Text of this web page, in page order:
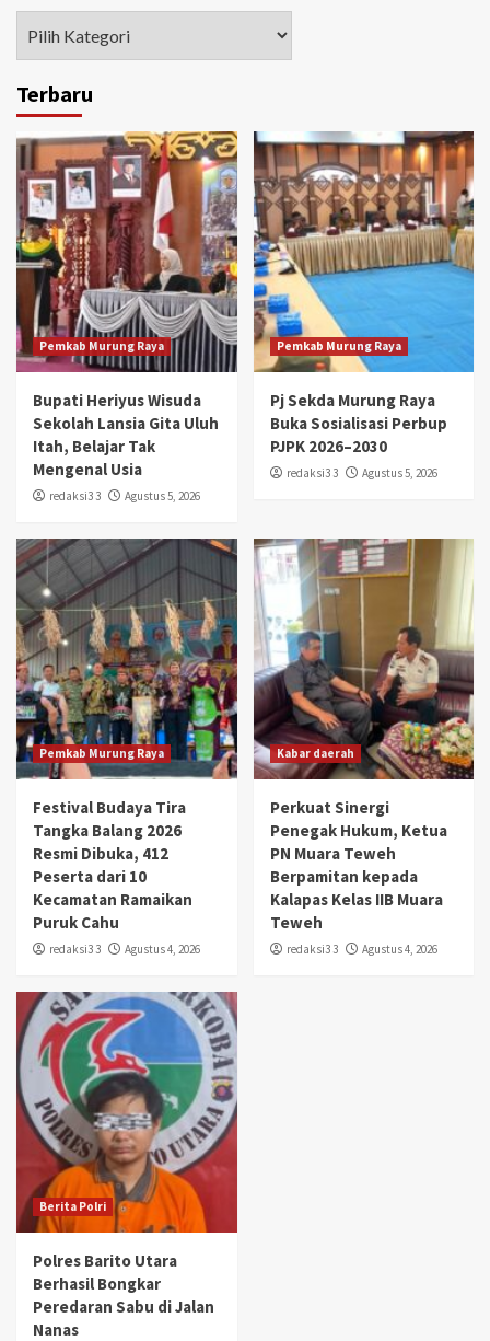
Terbaru
Pemkab Murung Raya
Bupati Heriyus Wisuda
Sekolah Lansia Gita Uluh
Itah, Belajar Tak
Mengenal Usia
redaksi3 3 Agustus 5, 2026
Pemkab Murung Raya
Pj Sekda Murung Raya
Buka Sosialisasi Perbup
PJPK 2026–2030
redaksi3 3 Agustus 5, 2026
Pemkab Murung Raya
Festival Budaya Tira
Tangka Balang 2026
Resmi Dibuka, 412
Peserta dari 10
Kecamatan Ramaikan
Puruk Cahu
redaksi3 3 Agustus 4, 2026
Kabar daerah
Perkuat Sinergi
Penegak Hukum, Ketua
PN Muara Teweh
Berpamitan kepada
Kalapas Kelas IIB Muara
Teweh
redaksi3 3 Agustus 4, 2026
Berita Polri
Polres Barito Utara
Berhasil Bongkar
Peredaran Sabu di Jalan
Nanas